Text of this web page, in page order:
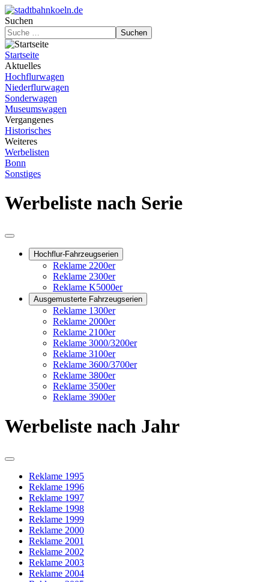
Suchen
Suchen
Startseite
Aktuelles
Hochflurwagen
Niederflurwagen
Sonderwagen
Museumswagen
Vergangenes
Historisches
Weiteres
Werbelisten
Bonn
Sonstiges
Werbeliste nach Serie
Hochflur-Fahrzeugserien
Reklame 2200er
Reklame 2300er
Reklame K5000er
Ausgemusterte Fahrzeugserien
Reklame 1300er
Reklame 2000er
Reklame 2100er
Reklame 3000/3200er
Reklame 3100er
Reklame 3600/3700er
Reklame 3800er
Reklame 3500er
Reklame 3900er
Werbeliste nach Jahr
Reklame 1995
Reklame 1996
Reklame 1997
Reklame 1998
Reklame 1999
Reklame 2000
Reklame 2001
Reklame 2002
Reklame 2003
Reklame 2004